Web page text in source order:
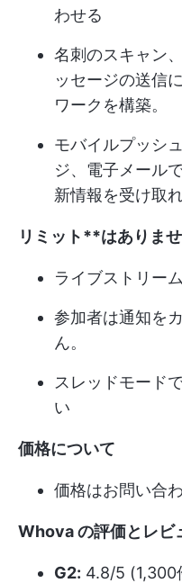
わせる
名刺のスキャン
ッセージの送信
ワークを構築。
モバイルプッシ
ジ、電子メール
新情報を受け取
リミット**はありませ
ライブストリー
参加者は通知を
ん。
スレッドモード
い
価格について
価格はお問い合
Whova の評価とレビ
G2: 4.8/5 (1,300